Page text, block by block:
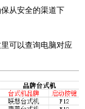
从安全的渠道下
可以查询电脑对应